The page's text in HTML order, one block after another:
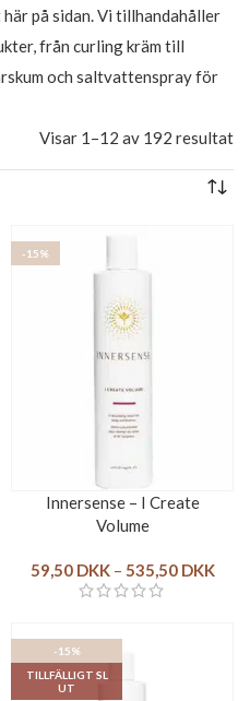
på sidan. Vi tillhandahåller
från curling kräm till
och saltvattenspray för
Visar 1–12 av 192 resultat
-15%
Innersense – I Create
Volume
59,50 DKK – 535,50 DKK
-15%
TILLFÄLLIGT SL
UT